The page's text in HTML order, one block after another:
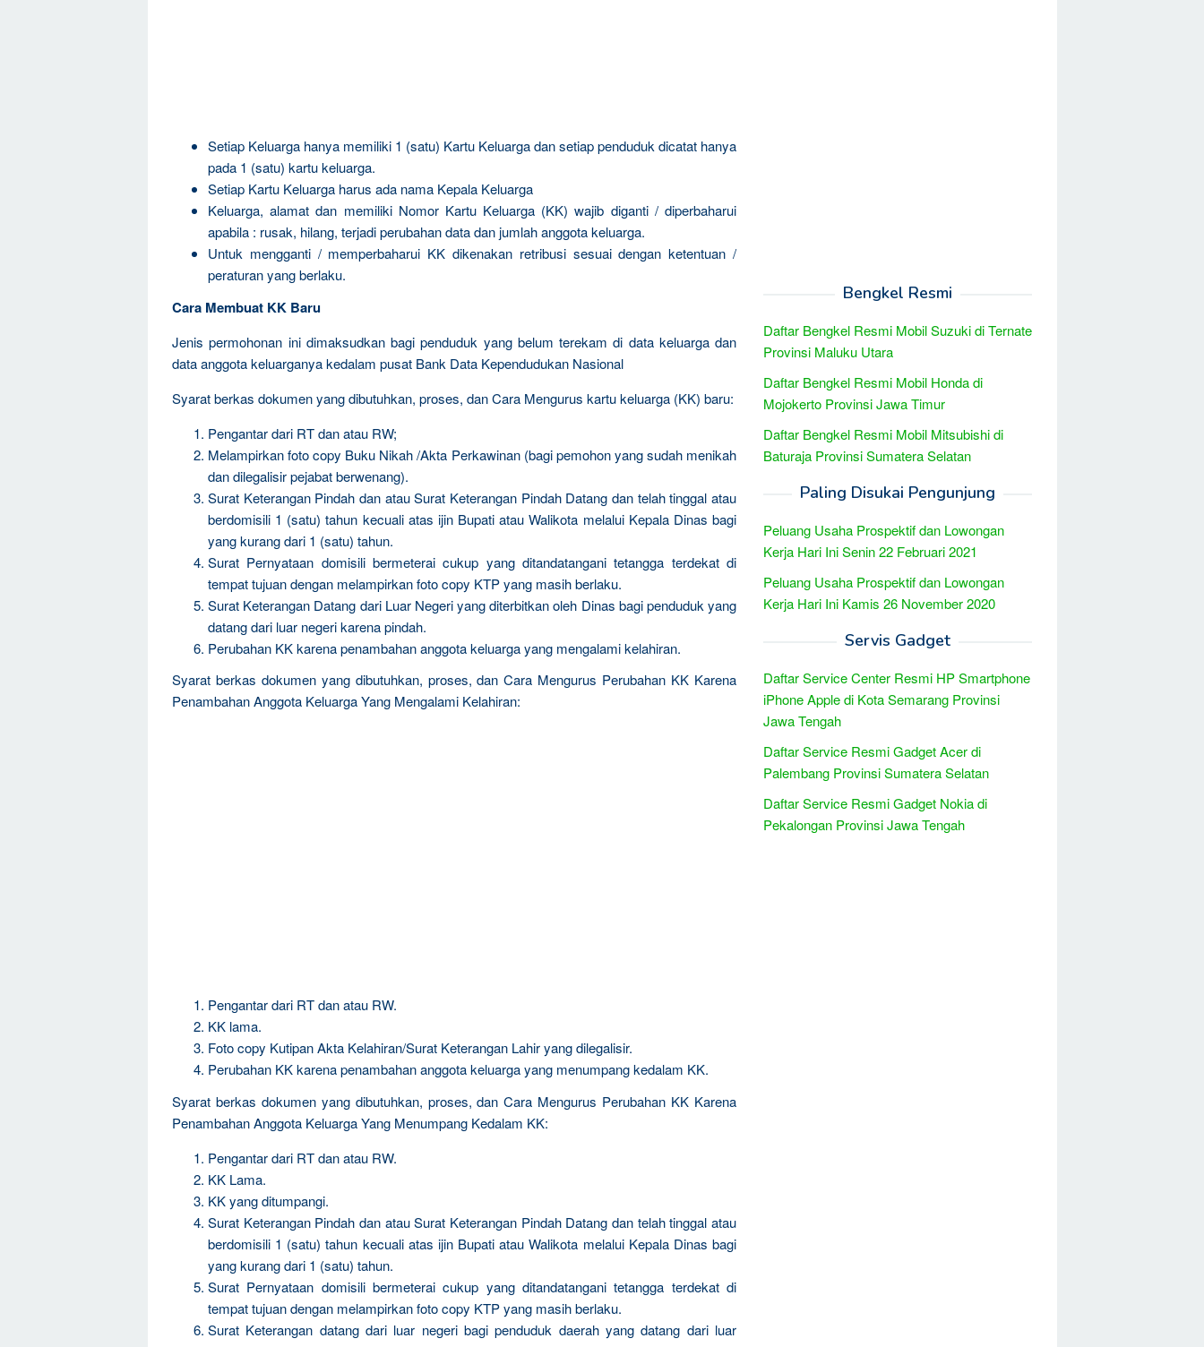
Setiap Keluarga hanya memiliki 1 (satu) Kartu Keluarga dan setiap penduduk dicatat hanya
pada 1 (satu) kartu keluarga.
Setiap Kartu Keluarga harus ada nama Kepala Keluarga
Keluarga, alamat dan memiliki Nomor Kartu Keluarga (KK) wajib diganti / diperbaharui
apabila : rusak, hilang, terjadi perubahan data dan jumlah anggota keluarga.
Untuk mengganti / memperbaharui KK dikenakan retribusi sesuai dengan ketentuan /
peraturan yang berlaku.
Cara Membuat KK Baru
Jenis permohonan ini dimaksudkan bagi penduduk yang belum terekam di data keluarga dan
data anggota keluarganya kedalam pusat Bank Data Kependudukan Nasional
Syarat berkas dokumen yang dibutuhkan, proses, dan Cara Mengurus kartu keluarga (KK) baru:
Pengantar dari RT dan atau RW;
Melampirkan foto copy Buku Nikah /Akta Perkawinan (bagi pemohon yang sudah menikah
dan dilegalisir pejabat berwenang).
Surat Keterangan Pindah dan atau Surat Keterangan Pindah Datang dan telah tinggal atau
berdomisili 1 (satu) tahun kecuali atas ijin Bupati atau Walikota melalui Kepala Dinas bagi
yang kurang dari 1 (satu) tahun.
Surat Pernyataan domisili bermeterai cukup yang ditandatangani tetangga terdekat di
tempat tujuan dengan melampirkan foto copy KTP yang masih berlaku.
Surat Keterangan Datang dari Luar Negeri yang diterbitkan oleh Dinas bagi penduduk yang
datang dari luar negeri karena pindah.
Perubahan KK karena penambahan anggota keluarga yang mengalami kelahiran.
Syarat berkas dokumen yang dibutuhkan, proses, dan Cara Mengurus Perubahan KK Karena
Penambahan Anggota Keluarga Yang Mengalami Kelahiran:
Pengantar dari RT dan atau RW.
KK lama.
Foto copy Kutipan Akta Kelahiran/Surat Keterangan Lahir yang dilegalisir.
Perubahan KK karena penambahan anggota keluarga yang menumpang kedalam KK.
Syarat berkas dokumen yang dibutuhkan, proses, dan Cara Mengurus Perubahan KK Karena
Penambahan Anggota Keluarga Yang Menumpang Kedalam KK:
Pengantar dari RT dan atau RW.
KK Lama.
KK yang ditumpangi.
Surat Keterangan Pindah dan atau Surat Keterangan Pindah Datang dan telah tinggal atau
berdomisili 1 (satu) tahun kecuali atas ijin Bupati atau Walikota melalui Kepala Dinas bagi
yang kurang dari 1 (satu) tahun.
Surat Pernyataan domisili bermeterai cukup yang ditandatangani tetangga terdekat di
tempat tujuan dengan melampirkan foto copy KTP yang masih berlaku.
Surat Keterangan datang dari luar negeri bagi penduduk daerah yang datang dari luar
Bengkel Resmi
Daftar Bengkel Resmi Mobil Suzuki di Ternate
Provinsi Maluku Utara
Daftar Bengkel Resmi Mobil Honda di
Mojokerto Provinsi Jawa Timur
Daftar Bengkel Resmi Mobil Mitsubishi di
Baturaja Provinsi Sumatera Selatan
Paling Disukai Pengunjung
Peluang Usaha Prospektif dan Lowongan
Kerja Hari Ini Senin 22 Februari 2021
Peluang Usaha Prospektif dan Lowongan
Kerja Hari Ini Kamis 26 November 2020
Servis Gadget
Daftar Service Center Resmi HP Smartphone
iPhone Apple di Kota Semarang Provinsi
Jawa Tengah
Daftar Service Resmi Gadget Acer di
Palembang Provinsi Sumatera Selatan
Daftar Service Resmi Gadget Nokia di
Pekalongan Provinsi Jawa Tengah